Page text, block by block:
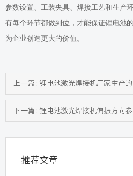
参数设置、工装夹具、焊接工艺和生产
有每个环节都做到位，才能保证锂电池
为企业创造更大的价值。
下一篇 : 锂电池激光焊接机偏振方向
推荐文章